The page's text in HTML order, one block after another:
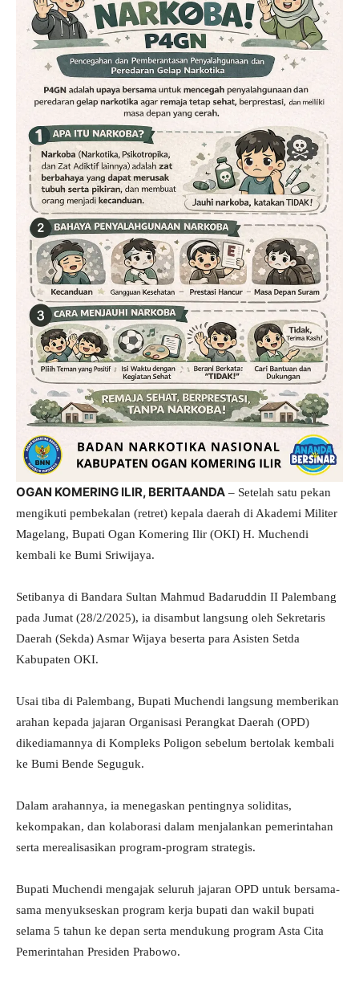
OGAN KOMERING ILIR, BERITAANDA – Setelah satu pekan
mengikuti pembekalan (retret) kepala daerah di Akademi Militer
Magelang, Bupati Ogan Komering Ilir (OKI) H. Muchendi
kembali ke Bumi Sriwijaya.
Setibanya di Bandara Sultan Mahmud Badaruddin II Palembang
pada Jumat (28/2/2025), ia disambut langsung oleh Sekretaris
Daerah (Sekda) Asmar Wijaya beserta para Asisten Setda
Kabupaten OKI.
Usai tiba di Palembang, Bupati Muchendi langsung memberikan
arahan kepada jajaran Organisasi Perangkat Daerah (OPD)
dikediamannya di Kompleks Poligon sebelum bertolak kembali
ke Bumi Bende Seguguk.
Dalam arahannya, ia menegaskan pentingnya soliditas,
kekompakan, dan kolaborasi dalam menjalankan pemerintahan
serta merealisasikan program-program strategis.
Bupati Muchendi mengajak seluruh jajaran OPD untuk bersama-
sama menyukseskan program kerja bupati dan wakil bupati
selama 5 tahun ke depan serta mendukung program Asta Cita
Pemerintahan Presiden Prabowo.